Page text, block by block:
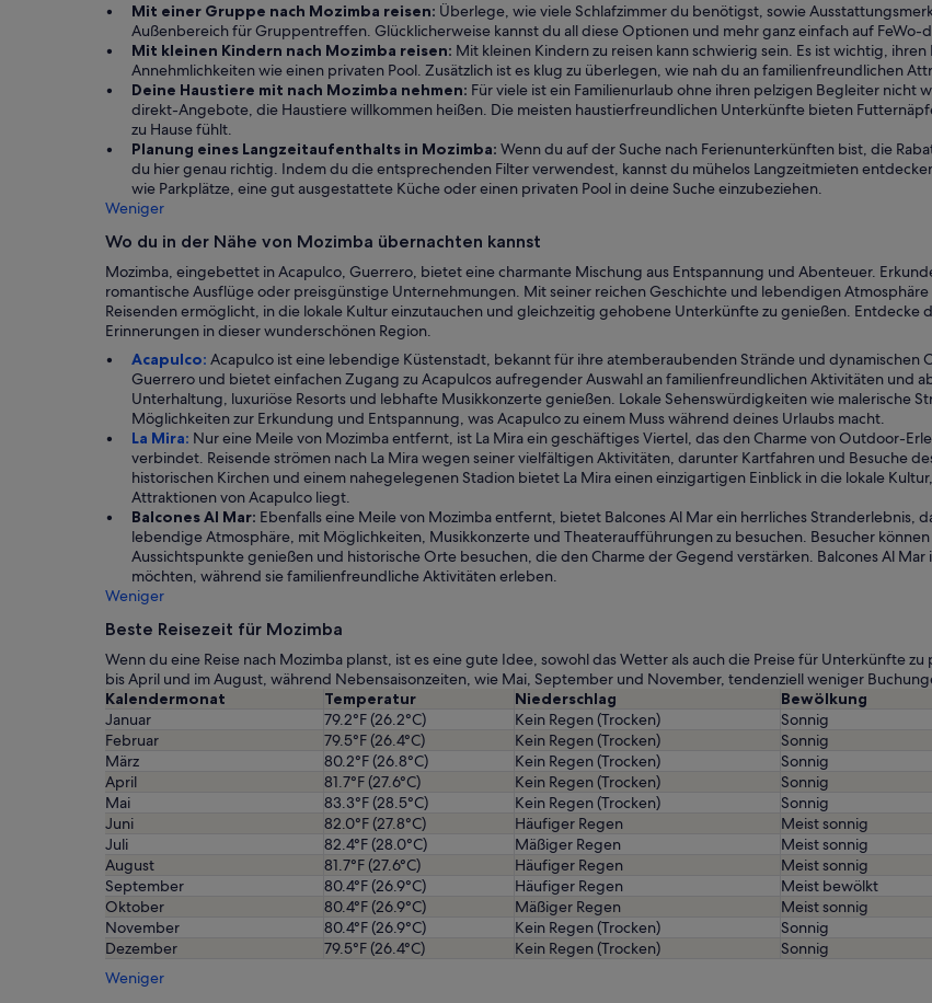
Mit einer Gruppe nach Mozimba reisen: Überlege, wie viele Schlafzimmer du benötigst, sowie
Außenbereich für Gruppentreffen. Glücklicherweise kannst du all diese Optionen und mehr ganz einfach auf FeWo-
Mit kleinen Kindern nach Mozimba reisen: Mit kleinen Kindern zu reisen kann schwierig sein. Es ist wichtig,
Annehmlichkeiten wie einen privaten Pool. Zusätzlich ist es klug zu überlegen, wie nah du an familienfreundlichen
Deine Haustiere mit nach Mozimba nehmen: Für viele ist ein Familienurlaub ohne ihren pelzigen Begleiter
direkt-Angebote, die Haustiere willkommen heißen. Die meisten haustierfreundlichen Unterkünfte bieten
zu Hause fühlt.
Planung eines Langzeitaufenthalts in Mozimba: Wenn du auf der Suche nach Ferienunterkünften bist, die
du hier genau richtig. Indem du die entsprechenden Filter verwendest, kannst du mühelos Langzeitmieten
wie Parkplätze, eine gut ausgestattete Küche oder einen privaten Pool in deine Suche einzubeziehen.
Weniger
Wo du in der Nähe von Mozimba übernachten kannst
Mozimba, eingebettet in Acapulco, Guerrero, bietet eine charmante Mischung aus Entspannung und Abenteuer.
romantische Ausflüge oder preisgünstige Unternehmungen. Mit seiner reichen Geschichte und lebendigen
Reisenden ermöglicht, in die lokale Kultur einzutauchen und gleichzeitig gehobene Unterkünfte zu genießen. Entdecke
Erinnerungen in dieser wunderschönen Region.
Acapulco: Acapulco ist eine lebendige Küstenstadt, bekannt für ihre atemberaubenden Strände und
Guerrero und bietet einfachen Zugang zu Acapulcos aufregender Auswahl an familienfreundlichen Aktivitäten und
Unterhaltung, luxuriöse Resorts und lebhafte Musikkonzerte genießen. Lokale Sehenswürdigkeiten wie malerische
Möglichkeiten zur Erkundung und Entspannung, was Acapulco zu einem Muss während deines Urlaubs macht.
La Mira: Nur eine Meile von Mozimba entfernt, ist La Mira ein geschäftiges Viertel, das den Charme von Outdoor-
verbindet. Reisende strömen nach La Mira wegen seiner vielfältigen Aktivitäten, darunter Kartfahren und Besuche
historischen Kirchen und einem nahegelegenen Stadion bietet La Mira einen einzigartigen Einblick in die lokale
Attraktionen von Acapulco liegt.
Balcones Al Mar: Ebenfalls eine Meile von Mozimba entfernt, bietet Balcones Al Mar ein herrliches Stranderlebnis,
lebendige Atmosphäre, mit Möglichkeiten, Musikkonzerte und Theateraufführungen zu besuchen. Besucher
Aussichtspunkte genießen und historische Orte besuchen, die den Charme der Gegend verstärken. Balcones Al
möchten, während sie familienfreundliche Aktivitäten erleben.
Weniger
Beste Reisezeit für Mozimba
Wenn du eine Reise nach Mozimba planst, ist es eine gute Idee, sowohl das Wetter als auch die Preise für Unterkünfte
bis April und im August, während Nebensaisonzeiten, wie Mai, September und November, tendenziell weniger
Kalendermonat
Temperatur Niederschlag Bewölkung
Januar
79.2°F (26.2°C) Kein Regen (Trocken) Sonnig
Februar
79.5°F (26.4°C) Kein Regen (Trocken) Sonnig
März
80.2°F (26.8°C) Kein Regen (Trocken) Sonnig
April
81.7°F (27.6°C) Kein Regen (Trocken) Sonnig
Mai
83.3°F (28.5°C) Kein Regen (Trocken) Sonnig
Juni
82.0°F (27.8°C) Häufiger Regen Meist sonnig
Juli
82.4°F (28.0°C) Mäßiger Regen Meist sonnig
August
81.7°F (27.6°C) Häufiger Regen Meist sonnig
September
80.4°F (26.9°C) Häufiger Regen Meist bewölkt
Oktober
80.4°F (26.9°C) Mäßiger Regen Meist sonnig
November
80.4°F (26.9°C) Kein Regen (Trocken) Sonnig
Dezember
79.5°F (26.4°C) Kein Regen (Trocken) Sonnig
Weniger